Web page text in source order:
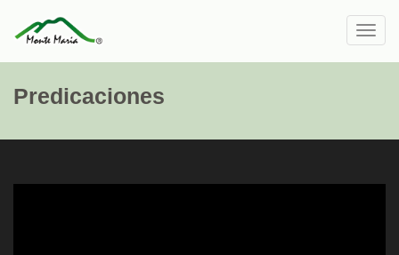
Predicaciones